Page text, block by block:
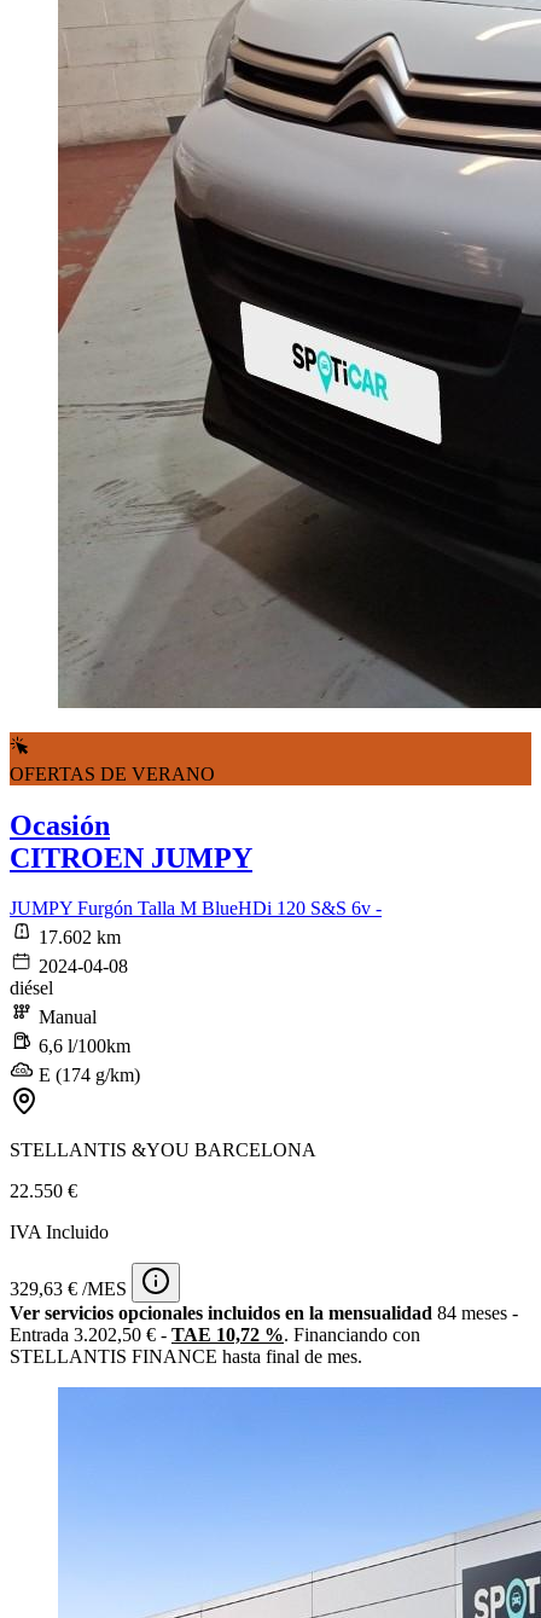
OFERTAS DE VERANO
Ocasión
CITROEN JUMPY
JUMPY Furgón Talla M BlueHDi 120 S&S 6v -
17.602 km
2024-04-08
diésel
Manual
6,6 l/100km
E (174 g/km)
STELLANTIS &YOU BARCELONA
22.550 €
IVA Incluido
329,63 € /MES
Ver servicios opcionales incluidos en la mensualidad 84 meses -
Entrada 3.202,50 € - TAE 10,72 %. Financiando con
STELLANTIS FINANCE hasta final de mes.